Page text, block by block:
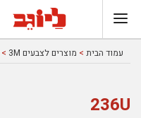
עמוד הבית > מוצרים לצבעים 3M >
236U